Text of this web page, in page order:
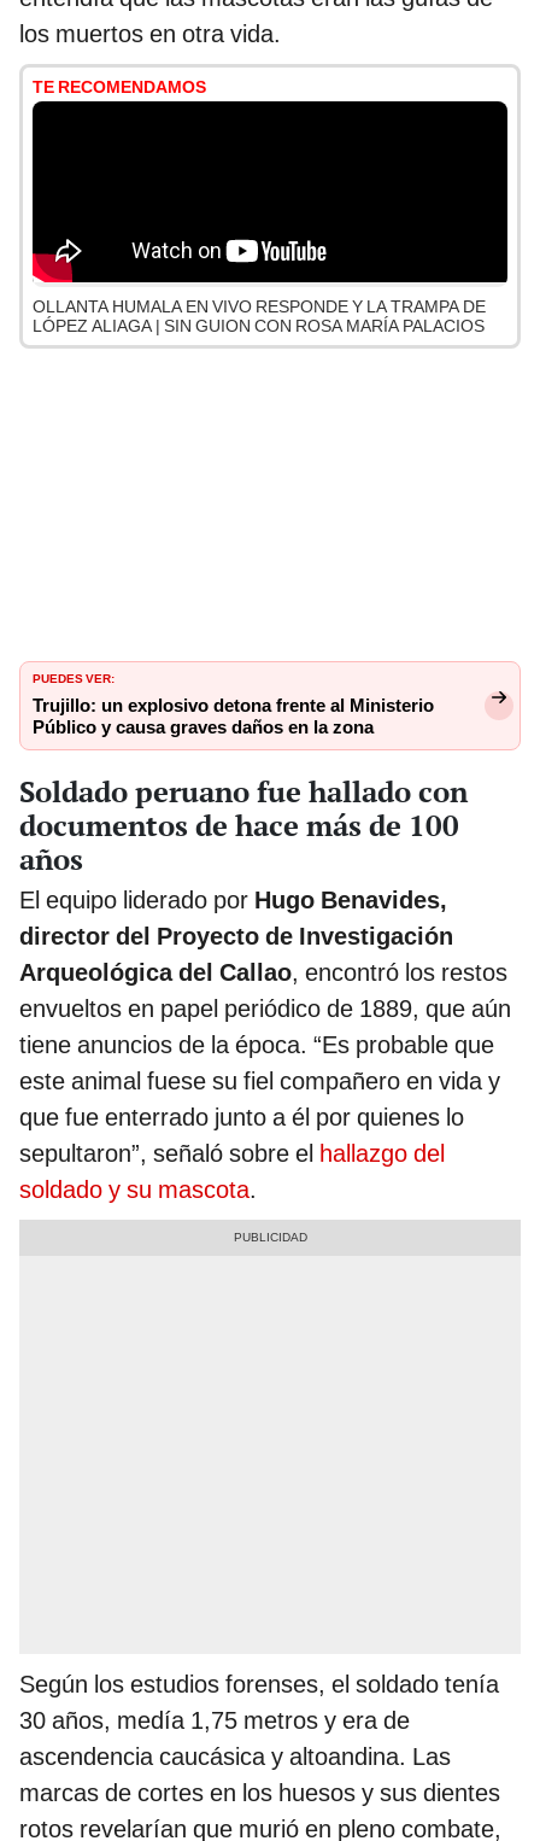
los muertos en otra vida.
TE RECOMENDAMOS
OLLANTA HUMALA EN VIVO RESPONDE Y LA TRAMPA DE
LÓPEZ ALIAGA | SIN GUION CON ROSA MARÍA PALACIOS
PUEDES VER:
Trujillo: un explosivo detona frente al Ministerio
Público y causa graves daños en la zona
Soldado peruano fue hallado con
documentos de hace más de 100
años
El equipo liderado por Hugo Benavides,
director del Proyecto de Investigación
Arqueológica del Callao, encontró los restos
envueltos en papel periódico de 1889, que aún
tiene anuncios de la época. “Es probable que
este animal fuese su fiel compañero en vida y
que fue enterrado junto a él por quienes lo
sepultaron”, señaló sobre el hallazgo del
soldado y su mascota.
Según los estudios forenses, el soldado tenía
30 años, medía 1,75 metros y era de
ascendencia caucásica y altoandina. Las
marcas de cortes en los huesos y sus dientes
rotos revelarían que murió en pleno combate,